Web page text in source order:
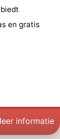
en gratis
informatie